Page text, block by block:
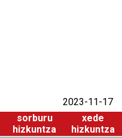
2023-11-17
sorburu
hizkuntza
xede
hizkuntza